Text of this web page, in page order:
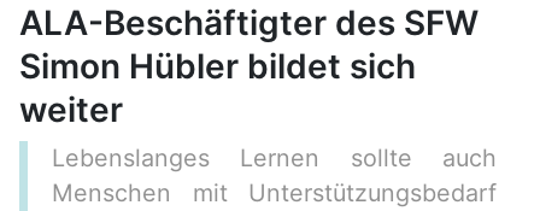
ALA-Beschäftigter des SFW
Simon Hübler bildet sich
weiter
Lebenslanges Lernen sollte auch
Menschen mit Unterstützungsbedarf